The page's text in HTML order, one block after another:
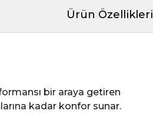
Ürün Özellikleri
bir araya getiren
kadar konfor sunar.